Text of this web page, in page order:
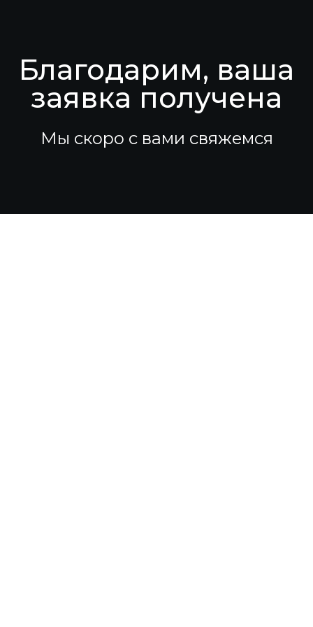
Благодарим, ваша
заявка получена
Мы скоро с вами свяжемся